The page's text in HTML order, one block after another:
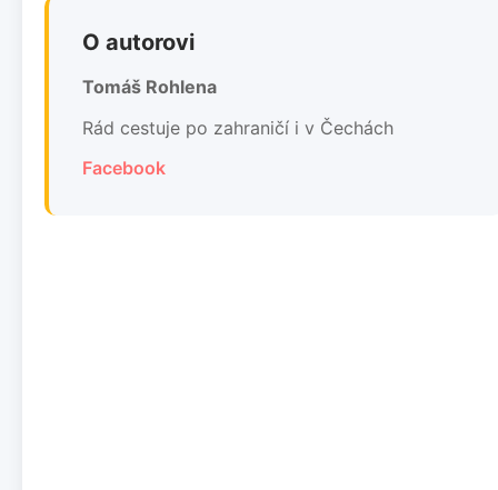
O autorovi
Tomáš Rohlena
Rád cestuje po zahraničí i v Čechách
Facebook